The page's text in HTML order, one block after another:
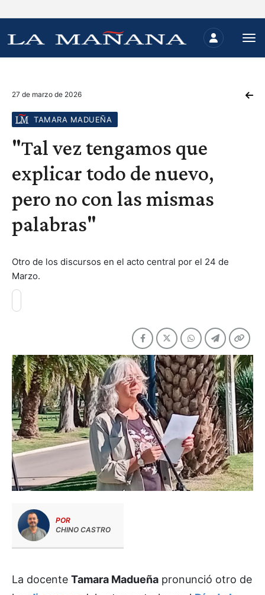
27 de marzo de 2026
TAMARA MADUEÑA
"Tal vez tengamos que
explicar todo de nuevo,
pero no con las mismas
palabras"
Otro de los discursos en el acto central por el 24 de
Marzo.
POR
CHINO CASTRO
La docente Tamara Madueña pronunció otro de